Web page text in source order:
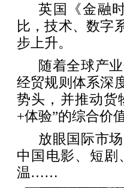
英国《金融
比，技术、数字
步上升。
随着全球产
经贸规则体系深
势头，并推动货
+体验”的综合价
放眼国际市
中国电影、短剧
温……